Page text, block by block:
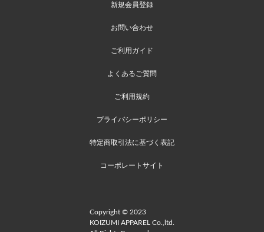
新規会員登録
お問い合わせ
ご利用ガイド
よくあるご質問
ご利用規約
プライバシーポリシー
特定商取引法に基づく表記
コーポレートサイト
Copyright © 2023
KOIZUMI APPAREL Co.,ltd.